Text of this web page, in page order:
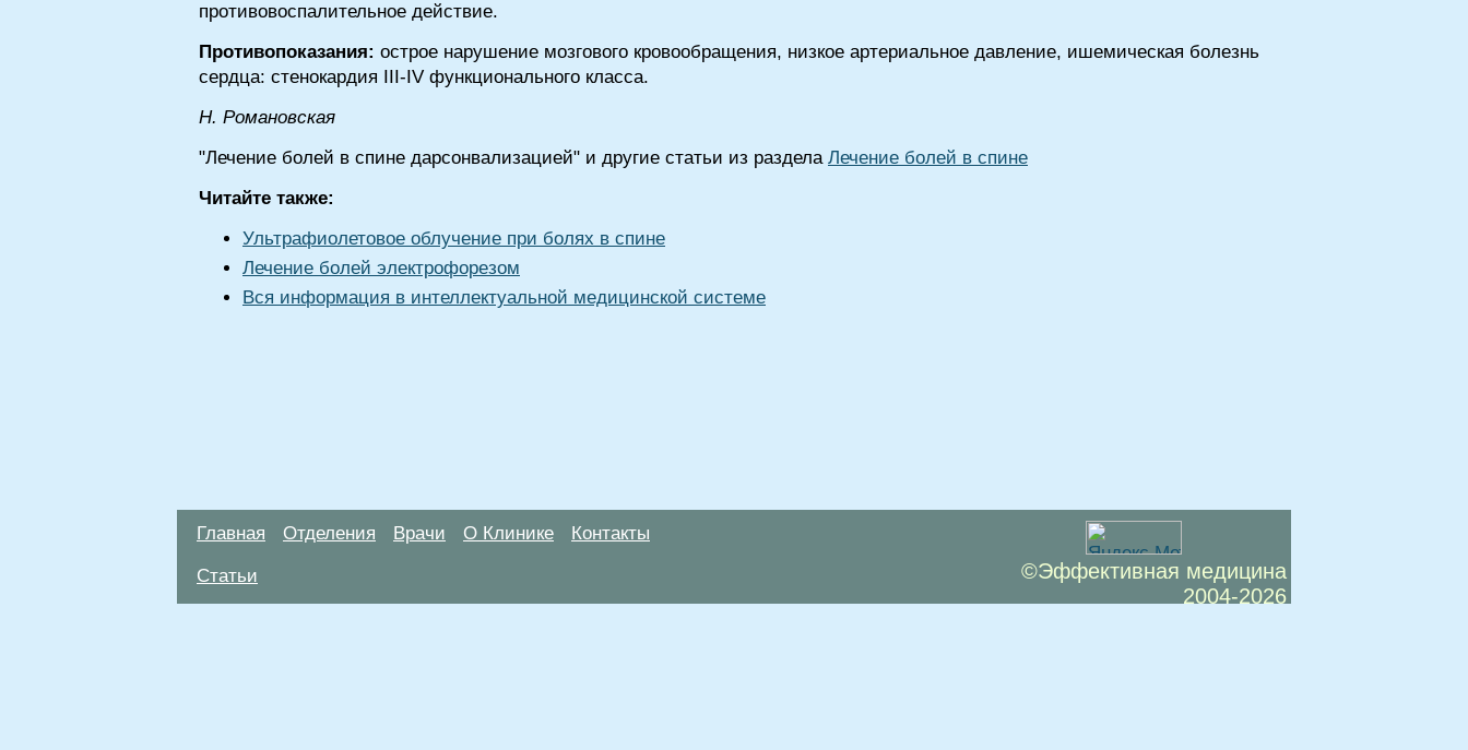
противовоспалительное действие.
Противопоказания: острое нарушение мозгового кровообращения, низкое артериальное давление, ишемическая болезнь
сердца: стенокардия III-IV функционального класса.
H. Poмaнoвcкaя
"Лечение болей в спине дарсонвализацией" и другие статьи из раздела Лечение болей в спине
Читайте также:
Ультрафиолетовое облучение при болях в спине
Лечение болей электрофорезом
Вся информация в интеллектуальной медицинской системе
Главная Отделения Врачи О Клинике Контакты
Статьи
©Эффективная медицина
2004-2026